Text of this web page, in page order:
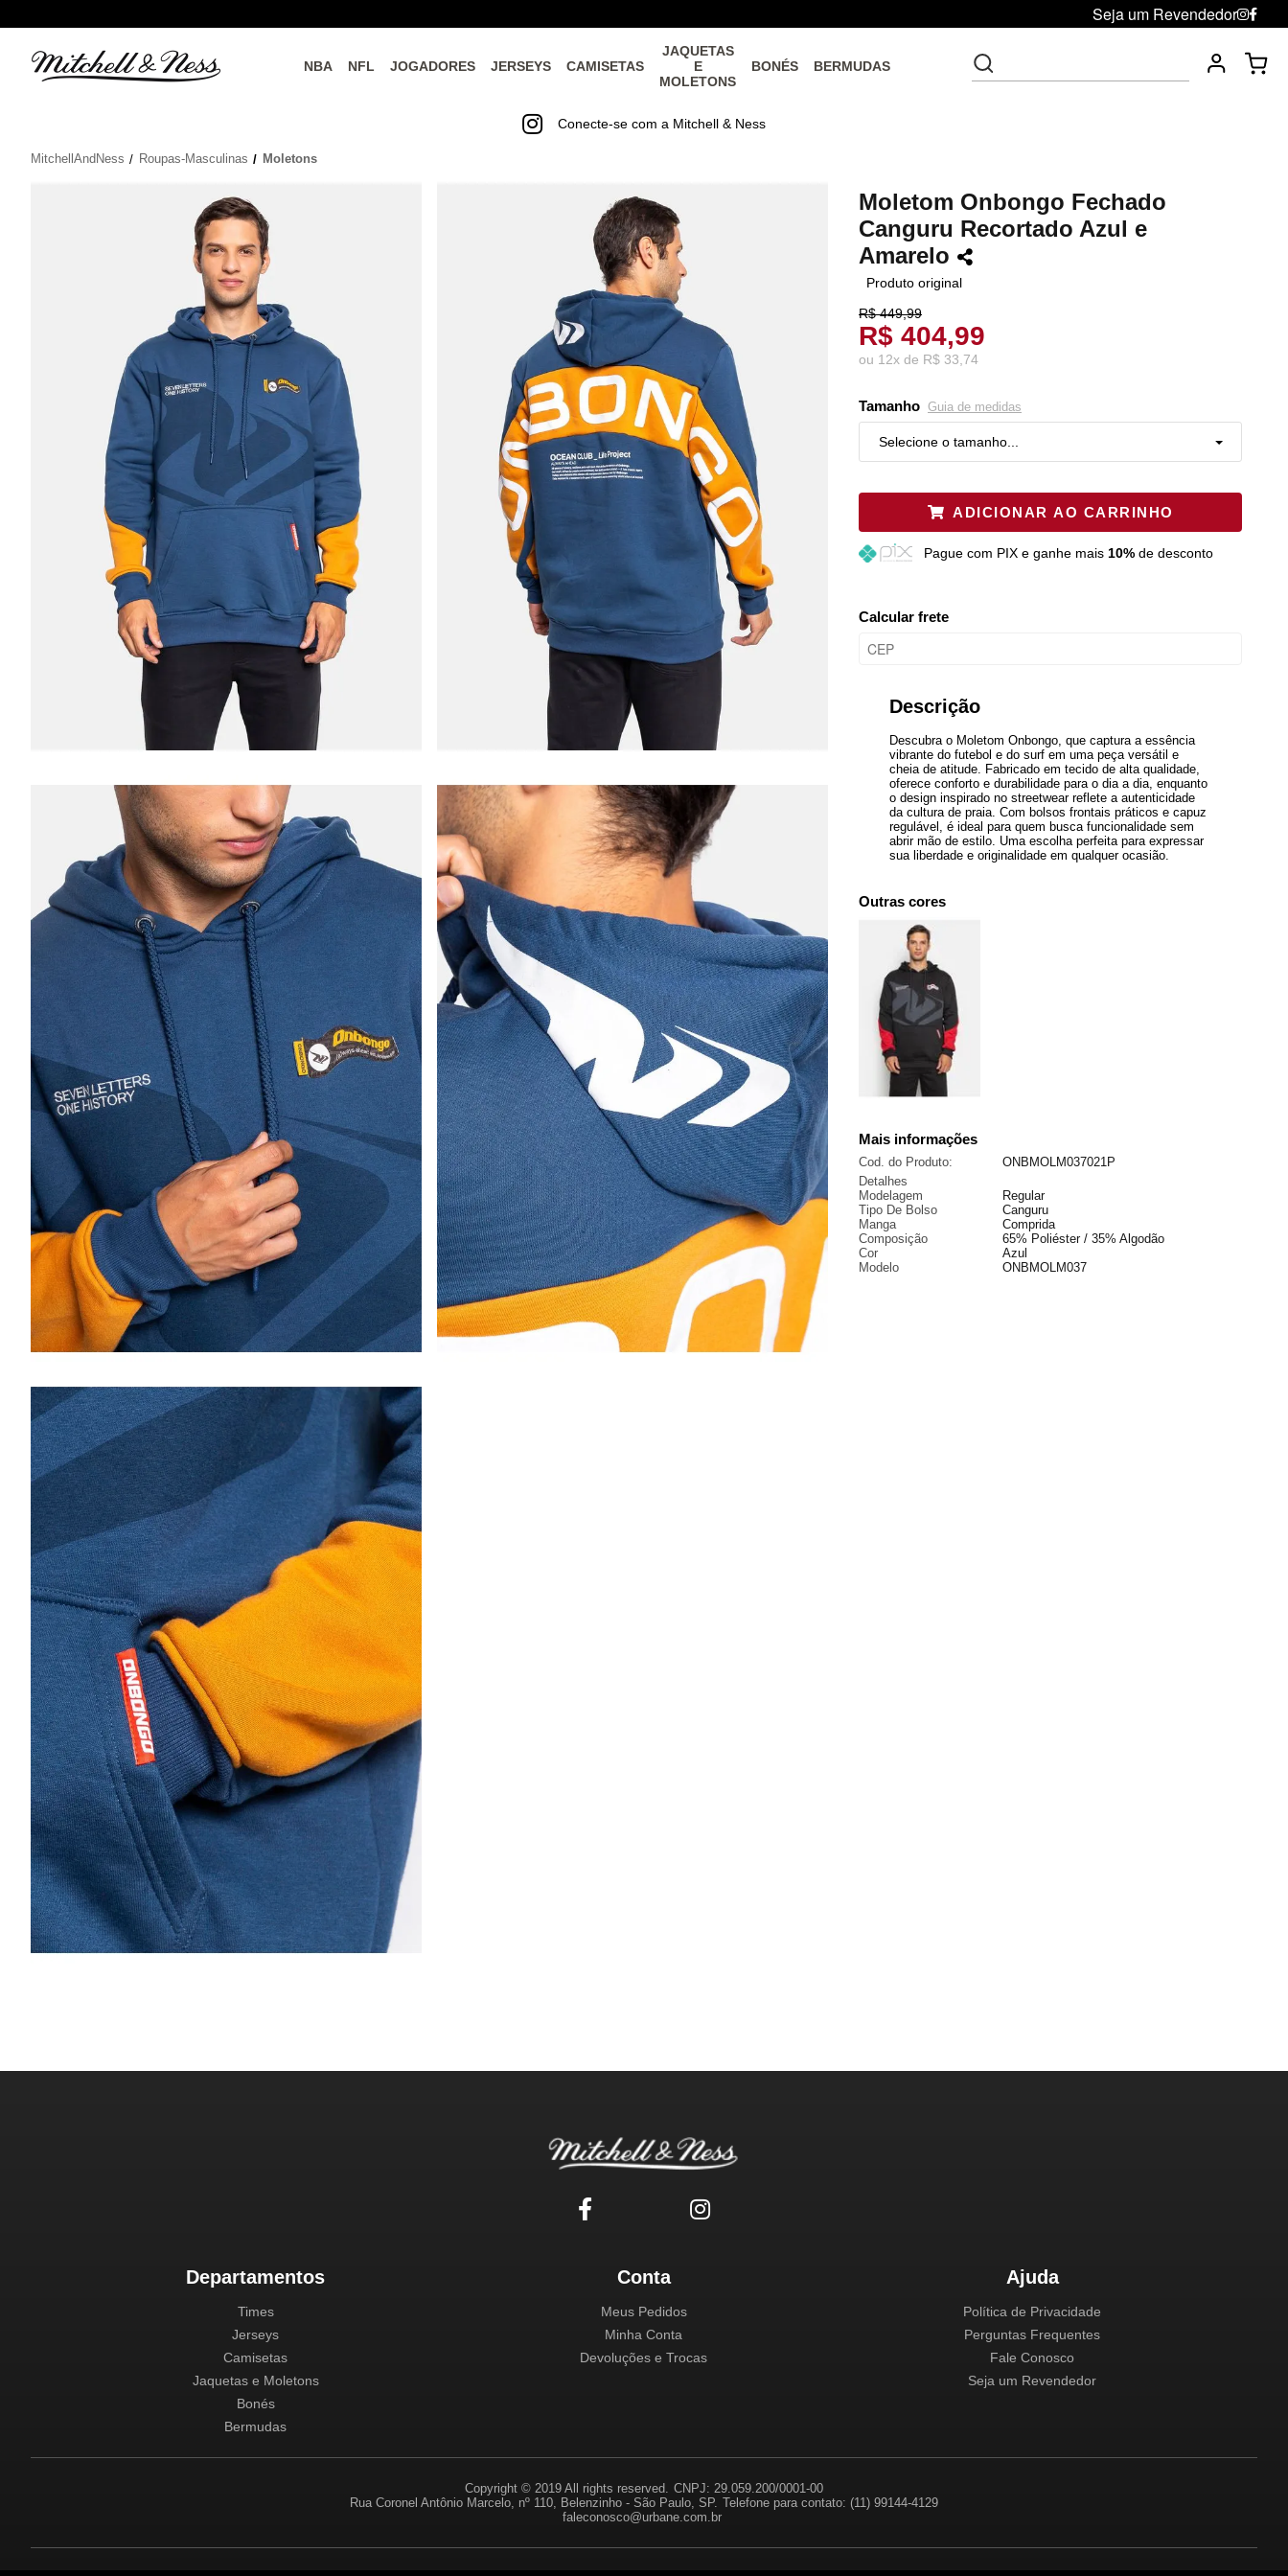
Seja um Revendedor
NBA NFL JOGADORES JERSEYS CAMISETAS
JAQUETAS
E
MOLETONS
BONÉS BERMUDAS
Conecte-se com a Mitchell & Ness
MitchellAndNess Roupas-Masculinas Moletons
Moletom Onbongo Fechado
Canguru Recortado Azul e
Amarelo
Produto original
R$ 449,99
R$ 404,99
ou 12x de R$ 33,74
Tamanho Guia de medidas
Selecione o tamanho...
Restam mais de 6 itens
G Restam mais de 6 itens
ADICIONAR AO CARRINHO
Pague com PIX e ganhe mais 10%de desconto
Calcular frete
Descrição
Descubra o Moletom Onbongo, que captura a essência
vibrante do futebol e do surf em uma peça versátil e
cheia de atitude. Fabricado em tecido de alta qualidade,
oferece conforto e durabilidade para o dia a dia, enquanto
o design inspirado no streetwear reflete a autenticidade
da cultura de praia. Com bolsos frontais práticos e capuz
regulável, é ideal para quem busca funcionalidade sem
abrir mão de estilo. Uma escolha perfeita para expressar
sua liberdade e originalidade em qualquer ocasião.
Outras cores
Mais informações
Cod. do Produto:
ONBMOLM037021P
Detalhes
Modelagem
Regular
Tipo De Bolso
Canguru
Manga
Comprida
Composição
65% Poliéster / 35% Algodão
Cor
Azul
Modelo
ONBMOLM037
Departamentos
Times
Jerseys
Camisetas
Jaquetas e Moletons
Bonés
Bermudas
Conta
Meus Pedidos
Minha Conta
Devoluções e Trocas
Ajuda
Política de Privacidade
Perguntas Frequentes
Fale Conosco
Seja um Revendedor
Copyright © 2019 All rights reserved. CNPJ: 29.059.200/0001-00
Rua Coronel Antônio Marcelo, nº 110, Belenzinho - São Paulo, SP. Telefone para contato: (11) 99144-4129
faleconosco@urbane.com.br